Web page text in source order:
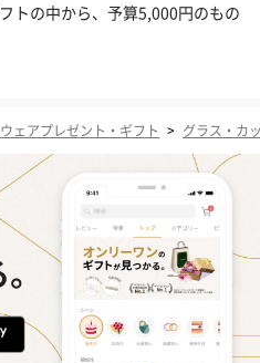
トの中から、予算5,000円のもの
ェアプレゼント・ギフト > グラス・カ